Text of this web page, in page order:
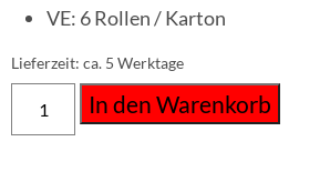
VE: 6 Rollen / Karton
Lieferzeit: ca. 5 Werktage
In den Warenkorb